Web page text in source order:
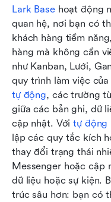
Lark Base hoạt động
quan hệ, nơi bạn có
khách hàng tiềm
hàng mà không cần
như Kanban, Lưới,
quy trình làm việc
tự động, các trường
giữa các bản ghi, dữ
cập nhật. Với tự động
lập các quy tắc kích
thay đổi trạng thái
Messenger hoặc cập
dữ liệu hoặc sự kiện.
trúc sâu hơn: bạn có